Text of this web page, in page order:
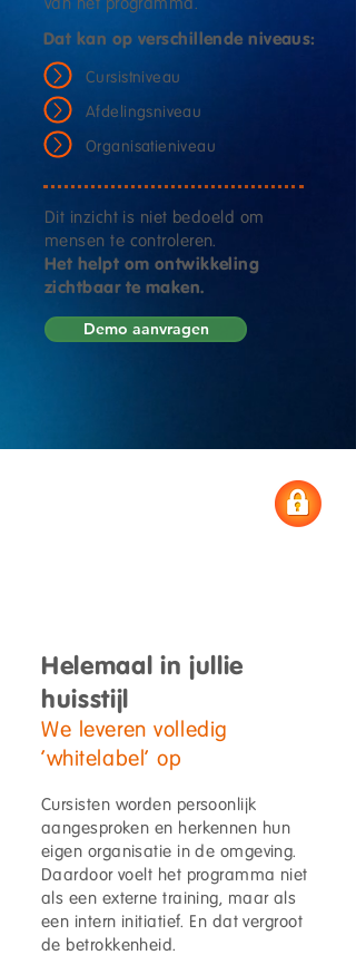
Dat kan op verschillende niveaus:
Cursistniveau
Afdelingsniveau
Organisatieniveau
Dit inzicht is niet bedoeld om
mensen te controleren.
Het helpt om ontwikkeling
zichtbaar te maken.
Demo aanvragen
We leveren volledig
'whitelabel' op
Helemaal in jullie
huisstijl
Cursisten worden persoonlijk
aangesproken en herkennen hun
eigen organisatie in de omgeving.
Daardoor voelt het programma niet
als een externe training, maar als
een intern initiatief. En dat vergroot
de betrokkenheid.